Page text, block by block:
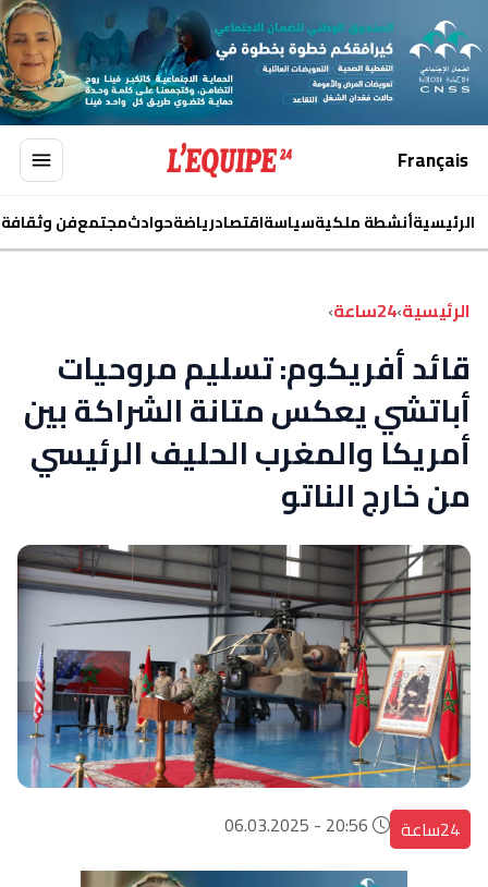
Français
الرئيسيةأنشطة ملكيةسياسةاقتصادرياضةحوادثمجتمعفن وثقافة
الرئيسية›24ساعة ›
قائد أفريكوم: تسليم مروحيات
أباتشي يعكس متانة الشراكة بين
أمريكا والمغرب الحليف الرئيسي
من خارج الناتو
24ساعة